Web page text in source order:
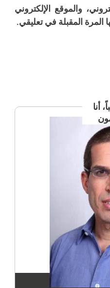
والموقع الإلكتروني
المرة المقبلة في تعليقي.
أنا